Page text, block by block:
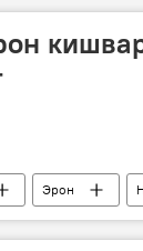
Эрон
амниятӣ